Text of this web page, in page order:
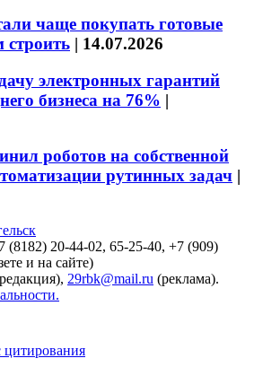
чаще покупать готовые
строить | 14.07.2026
электронных гарантий
бизнеса на 76% |
роботов на собственной
рутинных задач |
(8182) 20-44-02, 65-25-40, +7 (909)
и на сайте)
29rbk@mail.ru (реклама).